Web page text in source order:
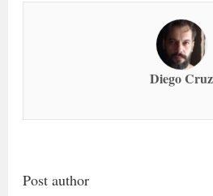
Diego Cruz
Post author